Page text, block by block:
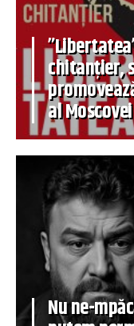
chitanțier,
al Moscovei
Nu ne-